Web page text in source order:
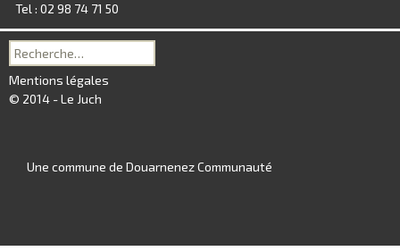
Tel : 02 98 74 71 50
Recherche
pour :
Mentions légales
© 2014 - Le Juch
Une commune de Douarnenez Communauté